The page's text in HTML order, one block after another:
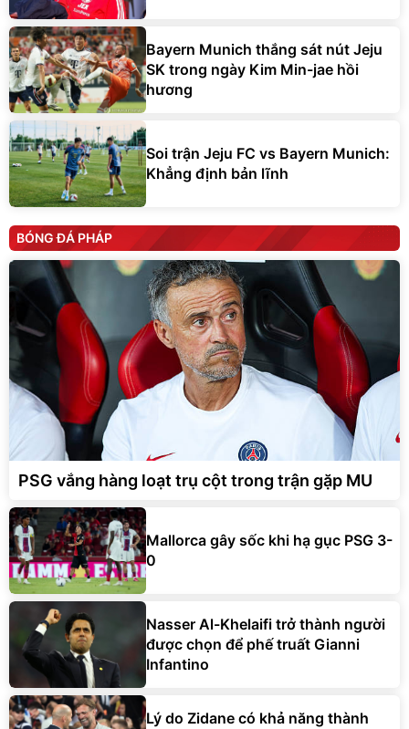
Bayern Munich thắng sát nút Jeju
SK trong ngày Kim Min-jae hồi
hương
Soi trận Jeju FC vs Bayern Munich:
Khẳng định bản lĩnh
BÓNG ĐÁ PHÁP
PSG vắng hàng loạt trụ cột trong trận gặp MU
Mallorca gây sốc khi hạ gục PSG 3-
0
Nasser Al-Khelaifi trở thành người
được chọn để phế truất Gianni
Infantino
Lý do Zidane có khả năng thành